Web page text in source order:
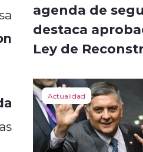
agenda de
destaca
Ley de
Actualidad